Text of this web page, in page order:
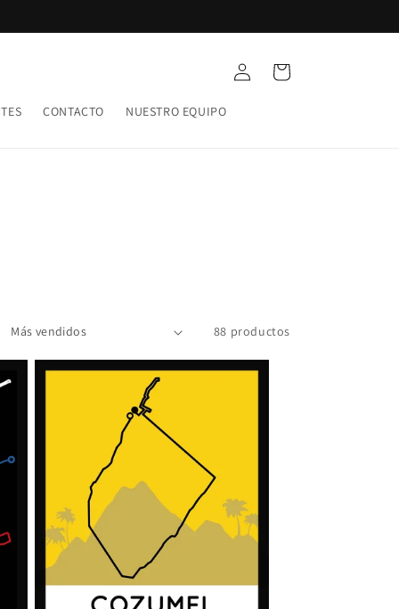
CONTACTO NUESTRO EQUIPO
sesión
Carrito
88 productos